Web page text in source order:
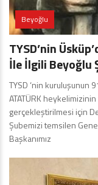
Beyoğlu
TYSD’nin
İle İlgili Beyoğlu
TYSD ‘nin kuruluşunun
ATATÜRK
gerçekleştirilmesi için
Şubemizi temsilen
Başkanımız